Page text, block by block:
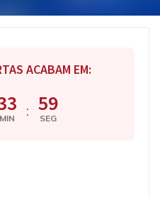
ACABAM EM:
MIN : 59
SEG